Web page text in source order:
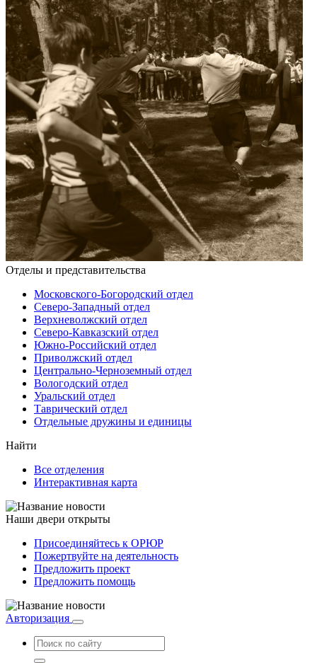
Отделы и представительства
Московского-Богородский отдел
Северо-Западный отдел
Верхневолжский отдел
Северо-Кавказский отдел
Южно-Российский отдел
Приволжский отдел
Центрально-Черноземный отдел
Вологодский отдел
Уральский отдел
Таврический отдел
Отдельные дружины и единицы
Найти
Все отделения
Интерактивная карта
Наши двери открыты
Присоединяйтесь к ОРЮР
Пожертвуйте на деятельность
Предложить проект
Предложить помощь
Авторизация